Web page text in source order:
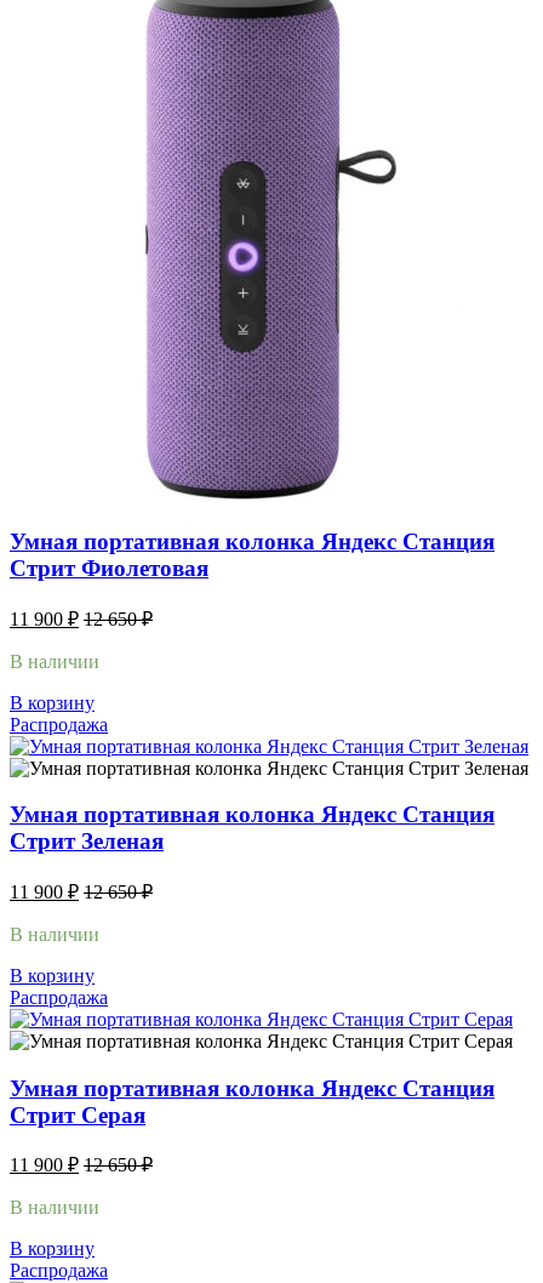
Умная портативная колонка Яндекс Станция
Стрит Фиолетовая
11 900 ₽ 12 650₽
В наличии
В корзину
Распродажа
Умная портативная колонка Яндекс Станция
Стрит Зеленая
11 900 ₽ 12 650₽
В наличии
В корзину
Распродажа
Умная портативная колонка Яндекс Станция
Стрит Серая
11 900 ₽ 12 650₽
В наличии
В корзину
Распродажа